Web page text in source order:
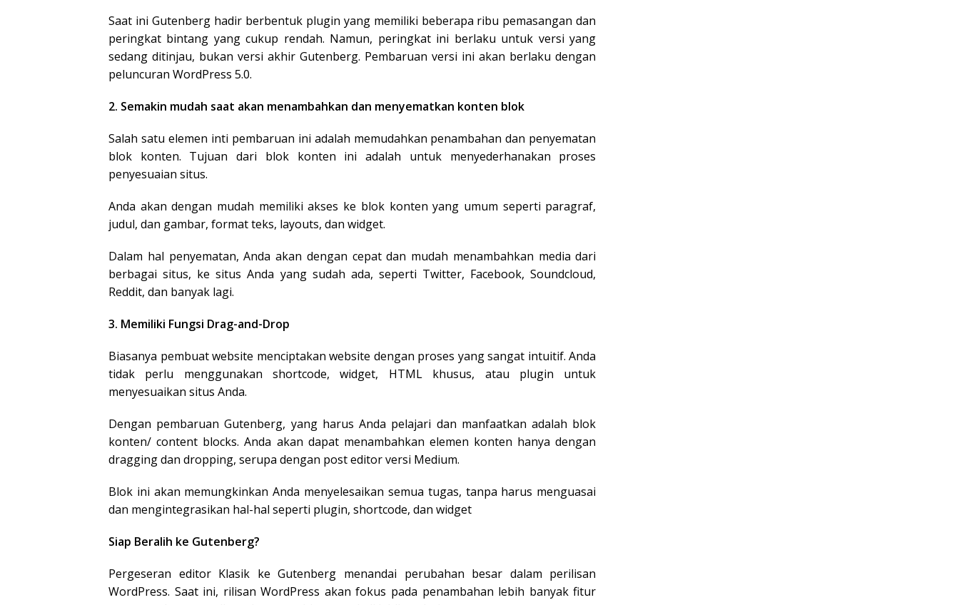
Saat ini Gutenberg hadir berbentuk plugin yang memiliki beberapa ribu pemasangan dan
peringkat bintang yang cukup rendah. Namun, peringkat ini berlaku untuk versi yang
sedang ditinjau, bukan versi akhir Gutenberg. Pembaruan versi ini akan berlaku dengan
peluncuran WordPress 5.0.
2. Semakin mudah saat akan menambahkan dan menyematkan konten blok
Salah satu elemen inti pembaruan ini adalah memudahkan penambahan dan penyematan
blok konten. Tujuan dari blok konten ini adalah untuk menyederhanakan proses
penyesuaian situs.
Anda akan dengan mudah memiliki akses ke blok konten yang umum seperti paragraf,
judul, dan gambar, format teks, layouts, dan widget.
Dalam hal penyematan, Anda akan dengan cepat dan mudah menambahkan media dari
berbagai situs, ke situs Anda yang sudah ada, seperti Twitter, Facebook, Soundcloud,
Reddit, dan banyak lagi.
3. Memiliki Fungsi Drag-and-Drop
Biasanya pembuat website menciptakan website dengan proses yang sangat intuitif. Anda
tidak perlu menggunakan shortcode, widget, HTML khusus, atau plugin untuk
menyesuaikan situs Anda.
Dengan pembaruan Gutenberg, yang harus Anda pelajari dan manfaatkan adalah blok
konten/ content blocks. Anda akan dapat menambahkan elemen konten hanya dengan
dragging dan dropping, serupa dengan post editor versi Medium.
Blok ini akan memungkinkan Anda menyelesaikan semua tugas, tanpa harus menguasai
dan mengintegrasikan hal-hal seperti plugin, shortcode, dan widget
Siap Beralih ke Gutenberg?
Pergeseran editor Klasik ke Gutenberg menandai perubahan besar dalam perilisan
WordPress. Saat ini, rilisan WordPress akan fokus pada penambahan lebih banyak fitur